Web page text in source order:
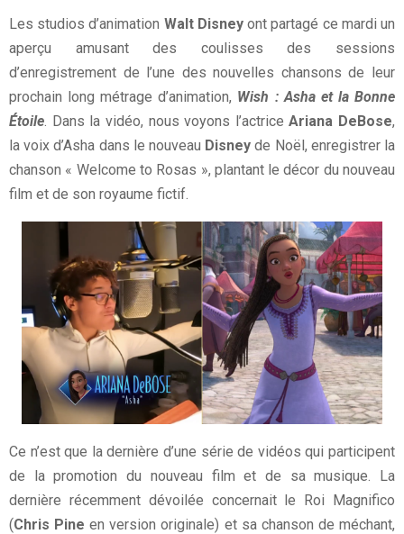
Les studios d’animation Walt Disneyont partagé ce mardi un
aperçu amusant des coulisses des sessions
d’enregistrement de l’une des nouvelles chansons de leur
prochain long métrage d’animation, Wish : Asha et la Bonne
Étoile . Dans la vidéo, nous voyons l’actriceAriana DeBose,
la voix d’Asha dans le nouveau Disney de Noël, enregistrer la
chanson « Welcome to Rosas », plantant le décor du nouveau
film et de son royaume fictif.
Ce n’est que la dernière d’une série de vidéos qui participent
de la promotion du nouveau film et de sa musique. La
dernière récemment dévoilée concernait le Roi Magnifico
(Chris Pine en version originale) et sa chanson de méchant,